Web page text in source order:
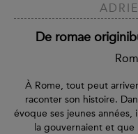
De romae
À Rome, tout peut
raconter son histoire.
évoque ses jeunes
la gouvernaient et que